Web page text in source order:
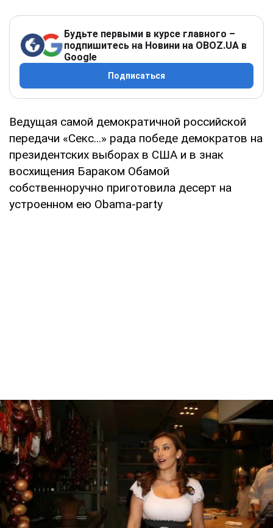
Будьте первыми в курсе главного –
подпишитесь на Новини на OBOZ.UA в
Google
Подписаться
Ведущая самой демократичной российской
передачи «Секс...» рада победе демократов на
президентских выборах в США и в знак
восхищения Бараком Обамой
собственноручно приготовила десерт на
устроенном ею Obama-party